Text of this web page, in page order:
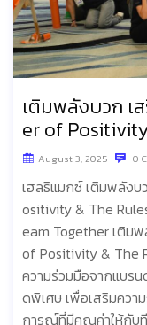
เติมพลังบวก เ
er of
August 3, 2025 0
เฮลธิแมกซ์ เติมพลัง
ositivity & The
eam Together เติม
of Positivity & The
ความร่วมมือจากแบร
ดพิเศษ เพื่อเสริมควา
การณ์ที่มีคุณค่าให้กับ